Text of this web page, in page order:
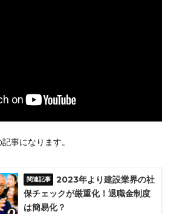
事になります。
2023年より建設業界の社
保チェックが厳重化！退職金制度
は簡易化？